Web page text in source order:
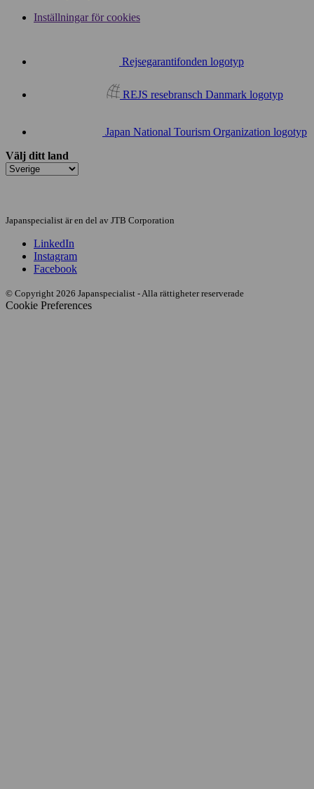
Inställningar för cookies
Rejsegarantifonden logotyp
REJS resebransch Danmark logotyp
Japan National Tourism Organization logotyp
Välj ditt land
Japanspecialist är en del av JTB Corporation
LinkedIn
Instagram
Facebook
© Copyright 2026 Japanspecialist - Alla rättigheter reserverade
Cookie Preferences